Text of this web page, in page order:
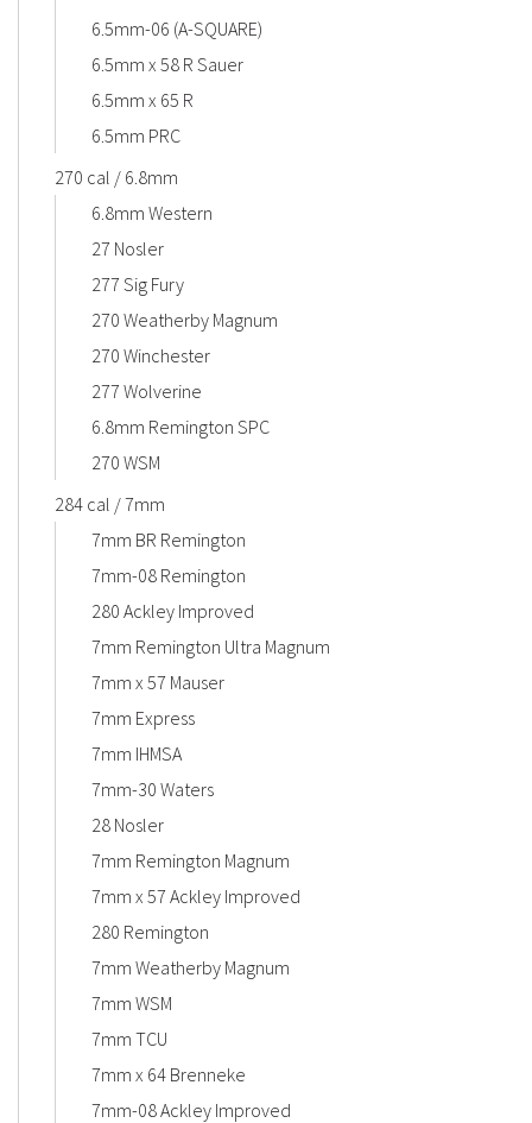
6.5mm-06 (A-SQUARE)
6.5mm x 58 R Sauer
6.5mm x 65 R
6.5mm PRC
270 cal / 6.8mm
6.8mm Western
27 Nosler
277 Sig Fury
270 Weatherby Magnum
270 Winchester
277 Wolverine
6.8mm Remington SPC
270 WSM
284 cal / 7mm
7mm BR Remington
7mm-08 Remington
280 Ackley Improved
7mm Remington Ultra Magnum
7mm x 57 Mauser
7mm Express
7mm IHMSA
7mm-30 Waters
28 Nosler
7mm Remington Magnum
7mm x 57 Ackley Improved
280 Remington
7mm Weatherby Magnum
7mm WSM
7mm TCU
7mm x 64 Brenneke
7mm-08 Ackley Improved